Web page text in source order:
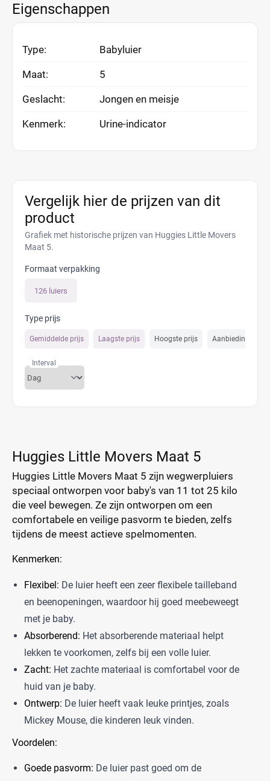
Eigenschappen
Type: Babyluier
Maat: 5
Geslacht: Jongen en meisje
Kenmerk: Urine-indicator
Vergelijk hier de prijzen van dit
product
Grafiek met historische prijzen van Huggies Little Movers
Maat 5.
Formaat verpakking
126 luiers
Type prijs
Gemiddelde prijs Laagste prijs Hoogste prijs Aanbiedings prijs
Interval
Huggies Little Movers Maat 5
Huggies Little Movers Maat 5 zijn wegwerpluiers
speciaal ontworpen voor baby's van 11 tot 25 kilo
die veel bewegen. Ze zijn ontworpen om een
comfortabele en veilige pasvorm te bieden, zelfs
tijdens de meest actieve spelmomenten.
Kenmerken:
Flexibel: De luier heeft een zeer flexibele tailleband
en beenopeningen, waardoor hij goed meebeweegt
met je baby.
Absorberend: Het absorberende materiaal helpt
lekken te voorkomen, zelfs bij een volle luier.
Zacht: Het zachte materiaal is comfortabel voor de
huid van je baby.
Ontwerp: De luier heeft vaak leuke printjes, zoals
Mickey Mouse, die kinderen leuk vinden.
Voordelen:
Goede pasvorm: De luier past goed om de